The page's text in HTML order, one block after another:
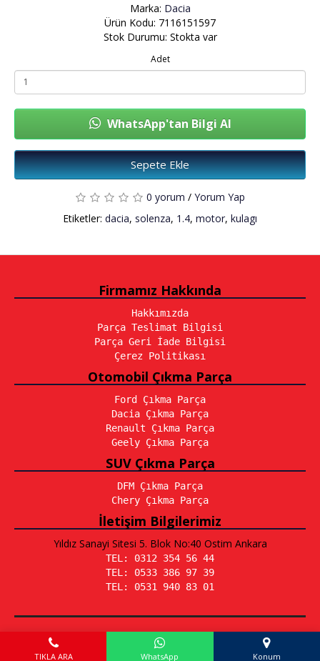
Marka: Dacia
Ürün Kodu: 7116151597
Stok Durumu: Stokta var
Adet
WhatsApp'tan Bilgi Al
Sepete Ekle
0 yorum / Yorum Yap
Etiketler: dacia, solenza, 1.4, motor, kulagı
Firmamız Hakkında
Hakkımızda
Parça Teslimat Bilgisi
Parça Geri İade Bilgisi
Çerez Politikası
Otomobil Çıkma Parça
Ford Çıkma Parça
Dacia Çıkma Parça
Renault Çıkma Parça
Geely Çıkma Parça
SUV Çıkma Parça
DFM Çıkma Parça
Chery Çıkma Parça
İletişim Bilgilerimiz
Yıldız Sanayi Sitesi 5. Blok No:40 Ostim Ankara
TEL: 0312 354 56 44
TEL: 0533 386 97 39
TEL: 0531 940 83 01
Emir Otomotiv © 2026 - Tüm Hakları Saklıdır.
Yaşarlar Bilişim
TIKLA ARA WhatsApp Konum